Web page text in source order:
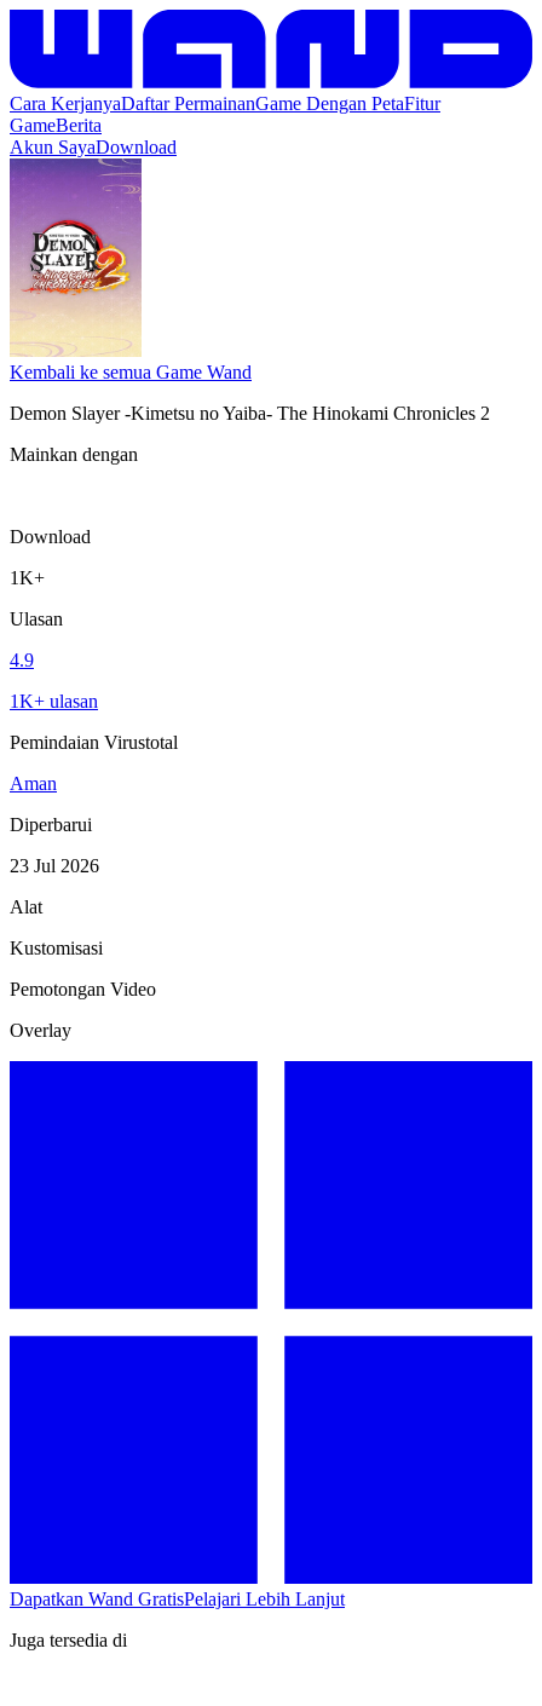
Cara KerjanyaDaftar PermainanGame Dengan PetaFitur
GameBerita
Akun SayaDownload
Kembali ke semua Game Wand
Demon Slayer -Kimetsu no Yaiba- The Hinokami Chronicles 2
Mainkan dengan
Download
1K+
Ulasan
4.9
1K+ ulasan
Pemindaian Virustotal
Aman
Diperbarui
23 Jul 2026
Alat
Kustomisasi
Pemotongan Video
Overlay
Dapatkan Wand GratisPelajari Lebih Lanjut
Juga tersedia di